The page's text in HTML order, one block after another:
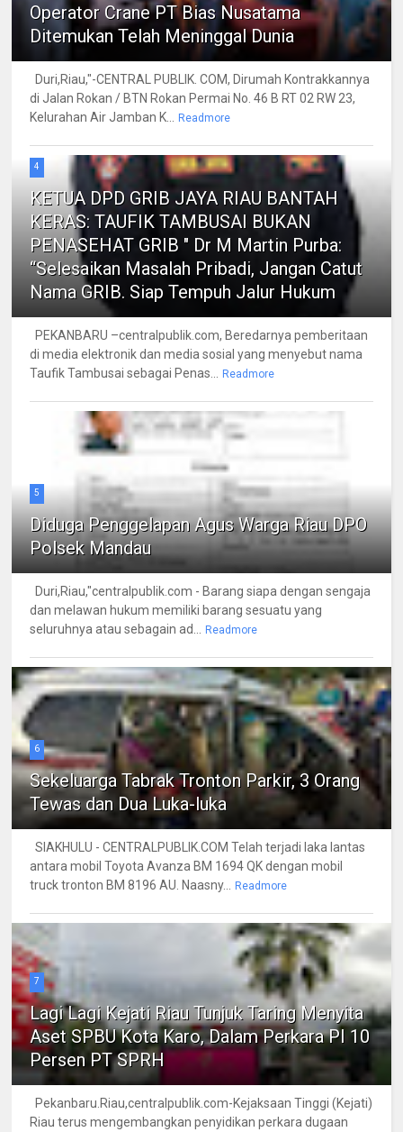
Operator Crane PT Bias Nusatama
Ditemukan Telah Meninggal Dunia
Duri,Riau,"-CENTRAL PUBLIK. COM, Dirumah Kontrakkannya
di Jalan Rokan / BTN Rokan Permai No. 46 B RT 02 RW 23,
Kelurahan Air Jamban K...
Readmore
4
KETUA DPD GRIB JAYA RIAU BANTAH
KERAS: TAUFIK TAMBUSAI BUKAN
PENASEHAT GRIB " Dr M Martin Purba:
“Selesaikan Masalah Pribadi, Jangan Catut
Nama GRIB. Siap Tempuh Jalur Hukum
PEKANBARU –centralpublik.com, Beredarnya pemberitaan
di media elektronik dan media sosial yang menyebut nama
Taufik Tambusai sebagai Penas...
Readmore
5
Diduga Penggelapan Agus Warga Riau DPO
Polsek Mandau
Duri,Riau,"centralpublik.com - Barang siapa dengan sengaja
dan melawan hukum memiliki barang sesuatu yang
seluruhnya atau sebagain ad...
Readmore
6
Sekeluarga Tabrak Tronton Parkir, 3 Orang
Tewas dan Dua Luka-luka
SIAKHULU - CENTRALPUBLIK.COM Telah terjadi laka lantas
antara mobil Toyota Avanza BM 1694 QK dengan mobil
truck tronton BM 8196 AU. Naasny...
Readmore
7
Lagi Lagi Kejati Riau Tunjuk Taring Menyita
Aset SPBU Kota Karo, Dalam Perkara PI 10
Persen PT SPRH
Pekanbaru.Riau,centralpublik.com-Kejaksaan Tinggi (Kejati)
Riau terus mengembangkan penyidikan perkara dugaan